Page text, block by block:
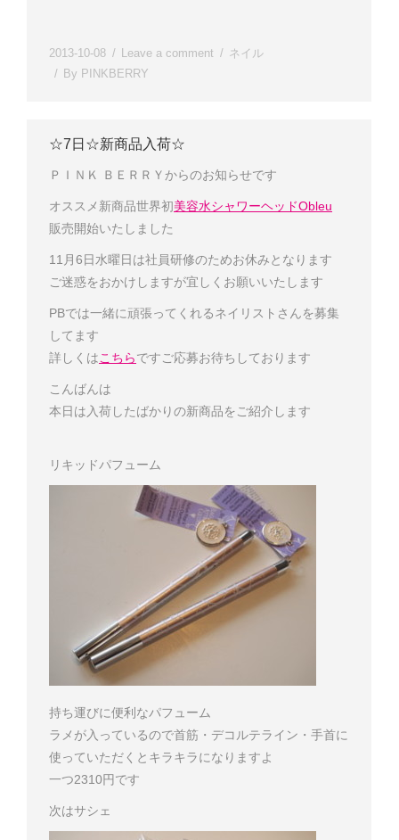
2013-10-08 Leave a comment
ネイル
By PINKBERRY
☆7日☆新商品入荷☆
ＰＩＮＫ ＢＥＲＲＹからのお知らせです
オススメ新商品世界初美容水シャワーヘッドObleu
販売開始いたしました
11月6日水曜日は社員研修のためお休みとなります
ご迷惑をおかけしますが宜しくお願いいたします
PBでは一緒に頑張ってくれるネイリストさんを募集
してます
詳しくはこちらです ご応募お待ちしております
こんばんは
本日は入荷したばかりの新商品をご紹介します
リキッドパフューム
持ち運びに便利なパフューム
ラメが入っているので首筋・デコルテライン・手首に
使っていただくとキラキラになりますよ
一つ2310円です
次はサシェ